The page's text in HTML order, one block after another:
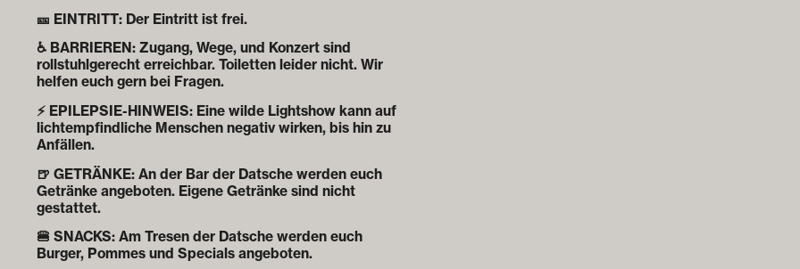
🎫 EINTRITT: Der Eintritt ist frei.
♿ BARRIEREN: Zugang, Wege, und Konzert sind
rollstuhlgerecht erreichbar. Toiletten leider nicht. Wir
helfen euch gern bei Fragen.
⚡ EPILEPSIE-HINWEIS: Eine wilde Lightshow kann auf
lichtempfindliche Menschen negativ wirken, bis hin zu
Anfällen.
🍺 GETRÄNKE: An der Bar der Datsche werden euch
Getränke angeboten. Eigene Getränke sind nicht
gestattet.
🍔 SNACKS: Am Tresen der Datsche werden euch
Burger, Pommes und Specials angeboten.